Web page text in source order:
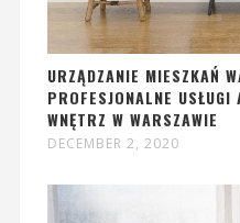
URZĄDZANIE MIESZKAŃ
PROFESJONALNE
WNĘTRZ W WARSZAWIE
DECEMBER 2, 2020